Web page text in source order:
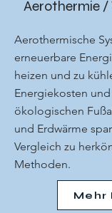
Aerothermie
Aerothermische
erneuerbare
heizen und zu
Energiekosten
ökologischen
und Erdwärme
Vergleich zu
Methoden.
Mehr